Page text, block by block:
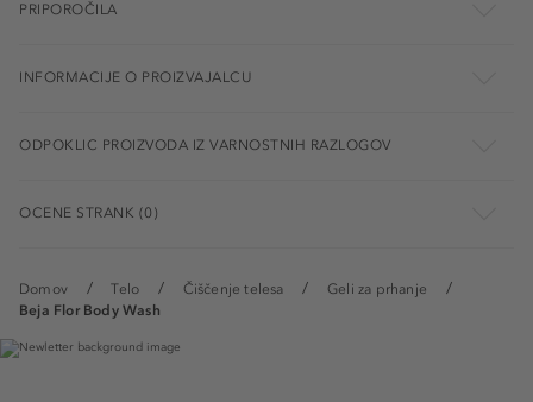
Domov Telo Čiščenje telesa
Geli za prhanje
Beja Flor Body Wash
PRIPOROČILA
INFORMACIJE O PROIZVAJALCU
ODPOKLIC PROIZVODA IZ VARNOSTNIH RAZLOGOV
OCENE STRANK (0)